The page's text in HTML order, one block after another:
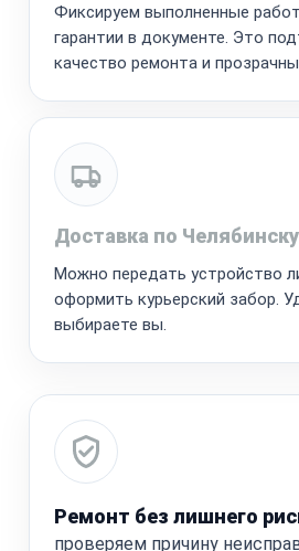
Фиксируем выполненные
гарантии в документе. Это
качество ремонта и
Доставка по Челябинску
Можно передать устройство
оформить курьерский забор.
выбираете вы.
Ремонт без лишнего
проверяем причину